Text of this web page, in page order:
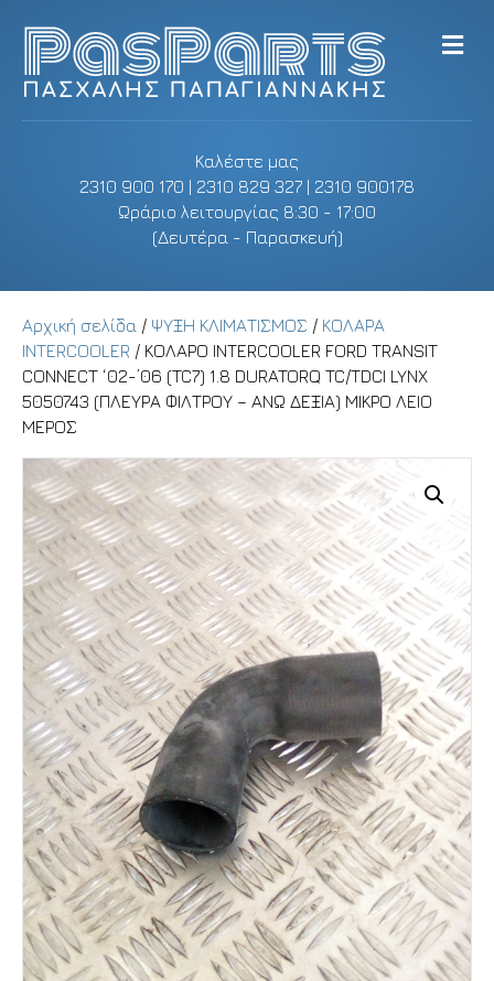
Καλέστε μας
2310 900 170 | 2310 829 327 | 2310 900178
Ωράριο λειτουργίας 8:30 - 17:00
(Δευτέρα - Παρασκευή)
M
e
Αρχική σελίδα / ΨΥΞΗ ΚΛΙΜΑΤΙΣΜΟΣ / ΚΟΛΑΡΑ
INTERCOOLER / ΚΟΛΑΡΟ INTERCOOLER FORD TRANSIT
CONNECT ‘02-’06 (TC7) 1.8 DURATORQ TC/TDCI LYNX
5050743 (ΠΛΕΥΡΑ ΦΙΛΤΡΟΥ – ΑΝΩ ΔΕΞΙΑ) ΜΙΚΡΟ ΛΕΙΟ
ΜΕΡΟΣ